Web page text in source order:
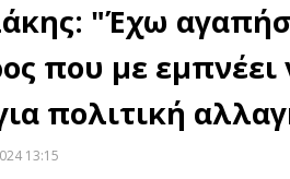
"Έχω
που με εμπνέει
πολιτική
13:15